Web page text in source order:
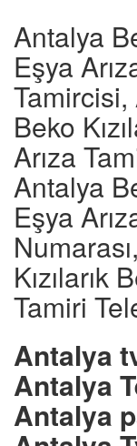
Antalya
Eşya
Tamircisi,
Beko
Arıza
Antalya
Eşya
Kızılarık
Tamiri
Antalya
Antalya
Antalya